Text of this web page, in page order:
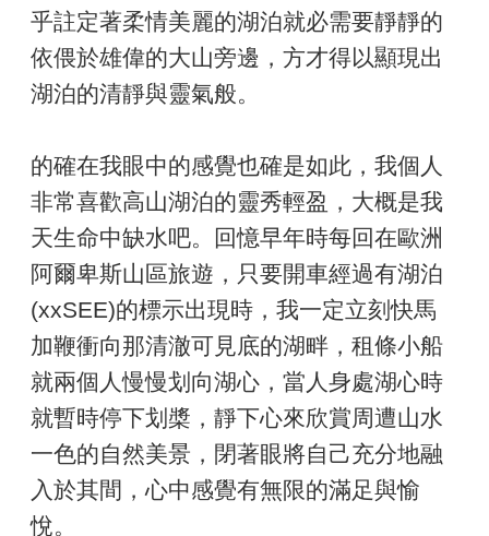
乎註定著柔情美麗的湖泊就必需要靜靜的
依偎於雄偉的大山旁邊，方才得以顯現出
湖泊的清靜與靈氣般。
的確在我眼中的感覺也確是如此，我個人
非常喜歡高山湖泊的靈秀輕盈，大概是我
天生命中缺水吧。回憶早年時每回在歐洲
阿爾卑斯山區旅遊，只要開車經過有湖泊
(xxSEE)的標示出現時，我一定立刻快馬
加鞭衝向那清澈可見底的湖畔，租條小船
就兩個人慢慢划向湖心，當人身處湖心時
就暫時停下划槳，靜下心來欣賞周遭山水
一色的自然美景，閉著眼將自己充分地融
入於其間，心中感覺有無限的滿足與愉
悅。